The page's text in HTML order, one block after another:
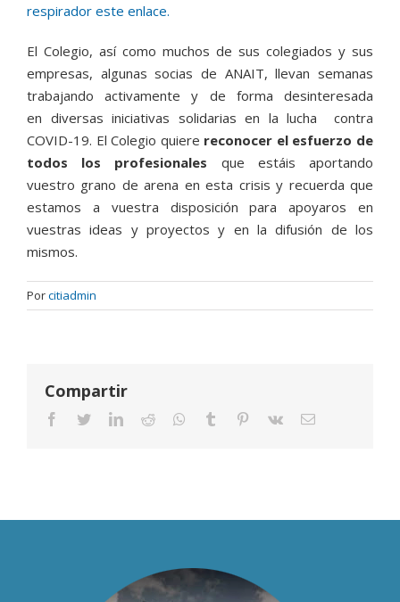
respirador este enlace.
El Colegio, así como muchos de sus colegiados y sus
empresas, algunas socias de ANAIT, llevan semanas
trabajando activamente y de forma desinteresada
en diversas iniciativas solidarias en la lucha contra
COVID-19. El Colegio quiere reconocer el esfuerzo de
todos los profesionales que estáis aportando
vuestro grano de arena en esta crisis y recuerda que
estamos a vuestra disposición para apoyaros en
vuestras ideas y proyectos y en la difusión de los
mismos.
Porcitiadmin
Compartir
Facebook
TwitterLinkedIn
Reddit Whatsapp
Tumblr Pinterest
Vk Email